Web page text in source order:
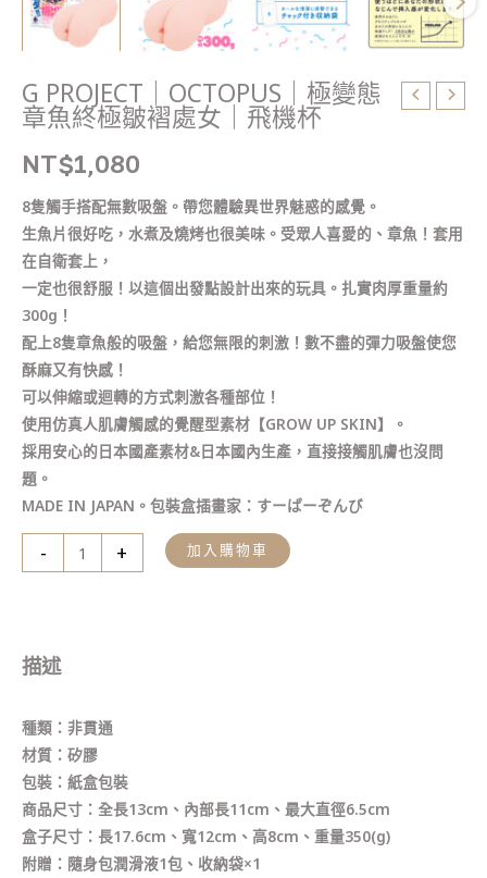
G PROJECT｜OCTOPUS｜極變態
章魚終極皺褶處女｜飛機杯
NT$1,080
8隻觸手搭配無數吸盤。帶您體驗異世界魅惑的感覺。
生魚片很好吃，水煮及燒烤也很美味。受眾人喜愛的、章魚！套用
在自衛套上，
一定也很舒服！以這個出發點設計出來的玩具。扎實肉厚重量約
300g！
配上8隻章魚般的吸盤，給您無限的刺激！數不盡的彈力吸盤使您
酥麻又有快感！
可以伸縮或迴轉的方式刺激各種部位！
使用仿真人肌膚觸感的覺醒型素材【GROW UP SKIN】。
採用安心的日本國產素材&日本國內生產，直接接觸肌膚也沒問
題。
MADE IN JAPAN。包裝盒插畫家：すーぱーぞんび
-
杯
數
+ 加入購物車
描述
種類：非貫通
材質：矽膠
包裝：紙盒包裝
商品尺寸：全長13cm、內部長11cm、最大直徑6.5cm
盒子尺寸：長17.6cm、寬12cm、高8cm、重量350(g)
附贈：隨身包潤滑液1包、收納袋×1